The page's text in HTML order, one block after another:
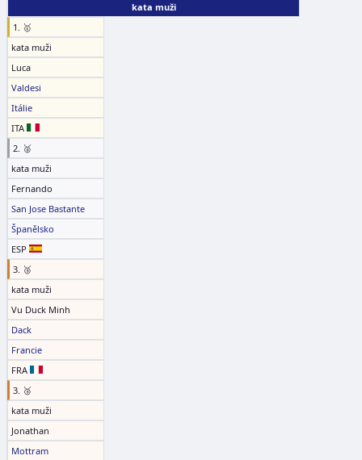
kata muži
1. 🥇
kata muži
Luca
Valdesi
Itálie
ITA
2. 🥈
kata muži
Fernando
San Jose Bastante
Španělsko
ESP
3. 🥉
kata muži
Vu Duck Minh
Dack
Francie
FRA
3. 🥉
kata muži
Jonathan
Mottram